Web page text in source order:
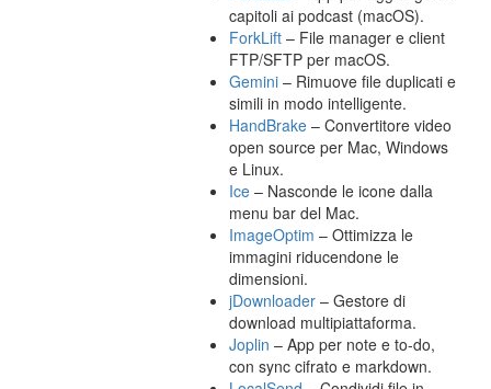
capitoli ai podcast (macOS).
ForkLift – File manager e client
FTP/SFTP per macOS.
Gemini – Rimuove file duplicati e
simili in modo intelligente.
HandBrake – Convertitore video
open source per Mac, Windows
e Linux.
Ice – Nasconde le icone dalla
menu bar del Mac.
ImageOptim – Ottimizza le
immagini riducendone le
dimensioni.
jDownloader – Gestore di
download multipiattaforma.
Joplin – App per note e to-do,
con sync cifrato e markdown.